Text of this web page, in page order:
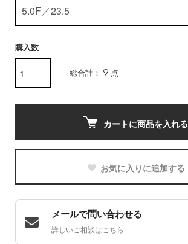
購入数
総合計： 9 点
カートに商品を入れる
お気に入りに追加する
メールで問い合わせる
詳しいご相談はこちら